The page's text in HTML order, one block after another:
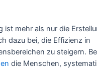
ist mehr als nur die
dazu bei, die Effizienz in
zu steigern.
die Menschen,